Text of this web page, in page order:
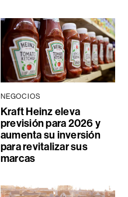
NEGOCIOS
Kraft Heinz eleva
previsión para 2026 y
aumenta su inversión
para revitalizar sus
marcas